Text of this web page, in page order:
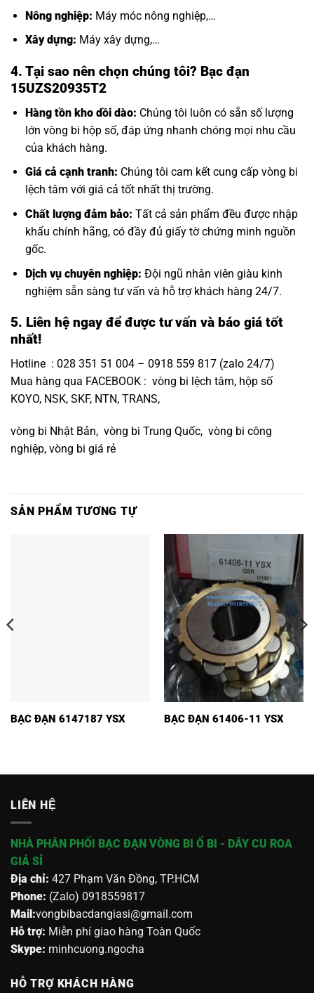
Nông nghiệp: Máy móc nông nghiệp,…
Xây dựng: Máy xây dựng,…
4. Tại sao nên chọn chúng tôi? Bạc đạn
15UZS20935T2
Hàng tồn kho dồi dào: Chúng tôi luôn có sẵn số lượng
lớn vòng bi hộp số, đáp ứng nhanh chóng mọi nhu cầu
của khách hàng.
Giá cả cạnh tranh: Chúng tôi cam kết cung cấp vòng bi
lệch tâm với giá cả tốt nhất thị trường.
Chất lượng đảm bảo: Tất cả sản phẩm đều được nhập
khẩu chính hãng, có đầy đủ giấy tờ chứng minh nguồn
gốc.
Dịch vụ chuyên nghiệp: Đội ngũ nhân viên giàu kinh
nghiệm sẵn sàng tư vấn và hỗ trợ khách hàng 24/7.
5. Liên hệ ngay để được tư vấn và báo giá tốt
nhất!
Hotline : 028 351 51 004 – 0918 559 817 (zalo 24/7)
Mua hàng qua FACEBOOK : vòng bi lệch tâm, hộp số
KOYO, NSK, SKF, NTN, TRANS,
vòng bi Nhật Bản, vòng bi Trung Quốc, vòng bi công
nghiệp, vòng bi giá rẻ
SẢN PHẨM TƯƠNG TỰ
BẠC ĐẠN 6147187 YSX BẠC ĐẠN 61406-11 YSX
LIÊN HỆ
NHÀ PHÂN PHỐI BẠC ĐẠN VÒNG BI Ổ BI - DÂY CU ROA
GIÁ SỈ
Địa chỉ: 427 Phạm Văn Đồng, TP.HCM
Phone: (Zalo) 0918559817
Mail:vongbibacdangiasi@gmail.com
Hỗ trợ: Miễn phí giao hàng Toàn Quốc
Skype: minhcuong.ngocha
HỖ TRỢ KHÁCH HÀNG